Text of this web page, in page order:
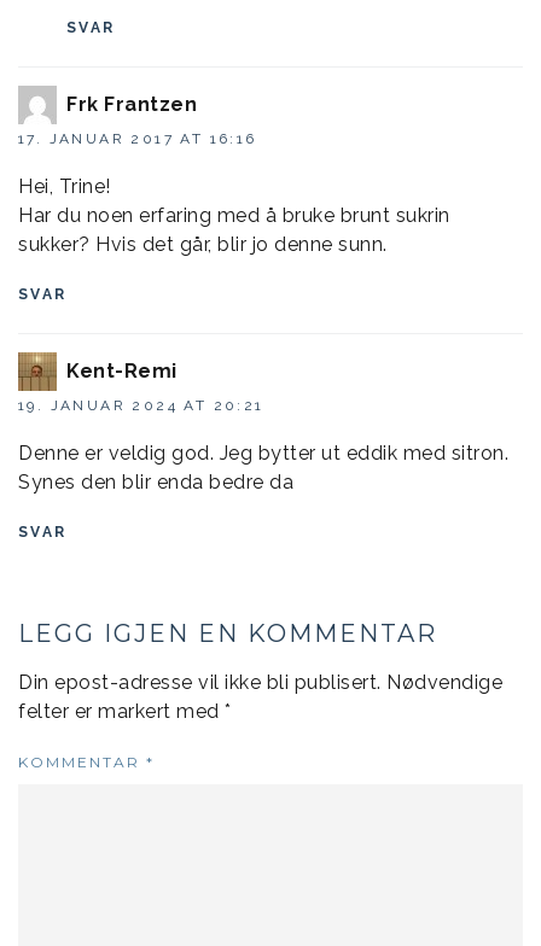
SVAR
Frk Frantzen
17. JANUAR 2017 AT 16:16
Hei, Trine!
Har du noen erfaring med å bruke brunt sukrin
sukker? Hvis det går, blir jo denne sunn.
SVAR
Kent-Remi
19. JANUAR 2024 AT 20:21
Denne er veldig god. Jeg bytter ut eddik med sitron.
Synes den blir enda bedre da
SVAR
LEGG IGJEN EN KOMMENTAR
Din epost-adresse vil ikke bli publisert. Nødvendige
felter er markert med *
KOMMENTAR *